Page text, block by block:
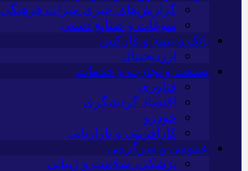
گزارش‌های خبری میراث فرهنگی
سوغات و صنایع دستی
بانک و بیمه و فارکس
ارزدیجیتال
صنعت و تجارت و خدمات
فناوری
اقتصاد گردشگری
خودرو
کارآفرینی و بازاریابی
عمومی و سرگرمی
پزشکی، سلامت و زیبایی